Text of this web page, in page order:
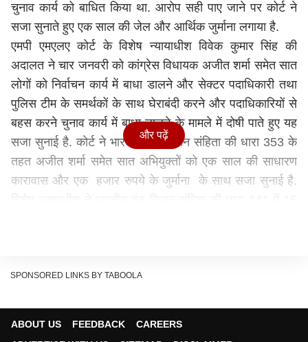
चुनाव कार्य को बाधित किया था. आरोप सही पाए जाने पर कोर्ट ने
सजा सुनाते हुए एक साल की जेल और आर्थिक जुर्माना लगाया है.
एमपी एमएलए कोर्ट के विशेष न्यायाधीश विवेक कुमार सिंह की
अदालत ने चार जनवरी को कांग्रेस विधायक अजीत शर्मा समेत सात
लोगों को निर्वाचन कार्य में बाधा डालने और सेक्टर पदाधिकारी तथा
पुलिस टीम के समर्थकों के साथ घेराबंदी करने और पदाधिकारियों से
बहस करने चुनाव कार्य में बाधा डालने के मामले में दोषी पाते हुए यह
सजा सुनाई है. कोर्ट ने भारतीय दंड विधान संहिता की धारा 353 के
तहत अजीत शर्मा समेत सात अभियुक्तों को एक साल की साधारण
कारावास और एक हजार रुपये के जुर्माना के साथ सजा सुनाई है.
सजा पाने वाले विधायक अजीत शर्मा के अलावा मोहम्मद रियाज
और पढ़ें
SPONSORED LINKS BY TABOOLA
ABOUT US FEEDBACK
CAREERS